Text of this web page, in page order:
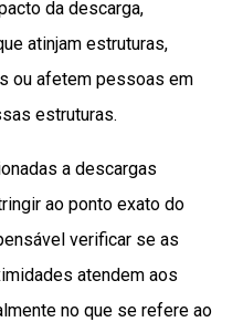
da descarga,
atinjam estruturas,
ou afetem pessoas em
estruturas.
a descargas
ao ponto exato do
verificar se as
atendem aos
no que se refere ao